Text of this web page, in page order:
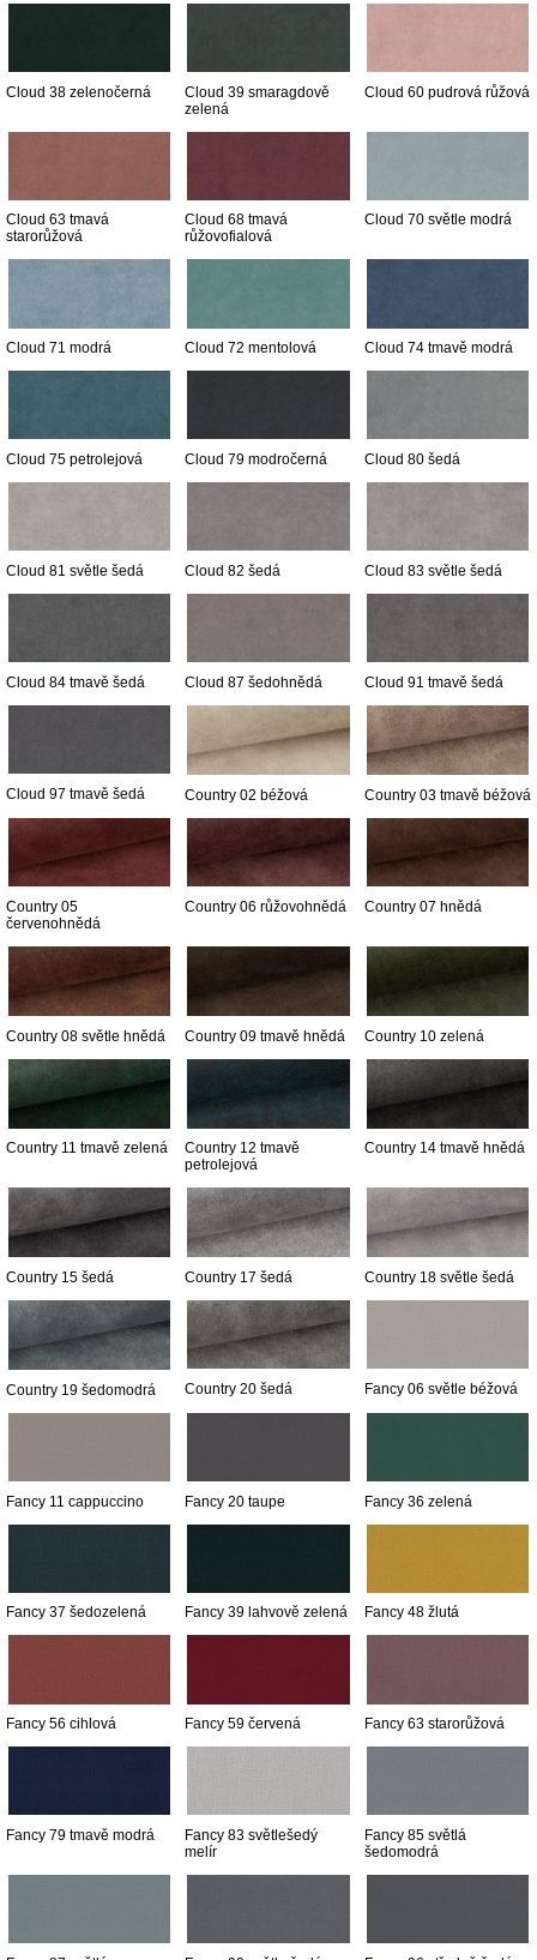
Cloud 38 zelenočerná
Cloud 39 smaragdově
zelená
Cloud 60 pudrová růžová
Cloud 63 tmavá
starorůžová
Cloud 68 tmavá
růžovofialová
Cloud 70 světle modrá
Cloud 71 modrá Cloud 72 mentolová Cloud 74 tmavě modrá
Cloud 75 petrolejová Cloud 79 modročerná Cloud 80 šedá
Cloud 81 světle šedá Cloud 82 šedá Cloud 83 světle šedá
Cloud 84 tmavě šedá Cloud 87 šedohnědá Cloud 91 tmavě šedá
Cloud 97 tmavě šedá Country 02 béžová Country 03 tmavě béžová
Country 05
červenohnědá
Country 06 růžovohnědá Country 07 hnědá
Country 08 světle hnědá Country 09 tmavě hnědá Country 10 zelená
Country 11 tmavě zelená
Country 12 tmavě
petrolejová
Country 14 tmavě hnědá
Country 15 šedá Country 17 šedá Country 18 světle šedá
Country 19 šedomodrá Country 20 šedá Fancy 06 světle béžová
Fancy 11 cappuccino Fancy 20 taupe Fancy 36 zelená
Fancy 37 šedozelená Fancy 39 lahvově zelená Fancy 48 žlutá
Fancy 56 cihlová Fancy 59 červená Fancy 63 starorůžová
Fancy 79 tmavě modrá
Fancy 83 světlešedý
melír
Fancy 85 světlá
šedomodrá